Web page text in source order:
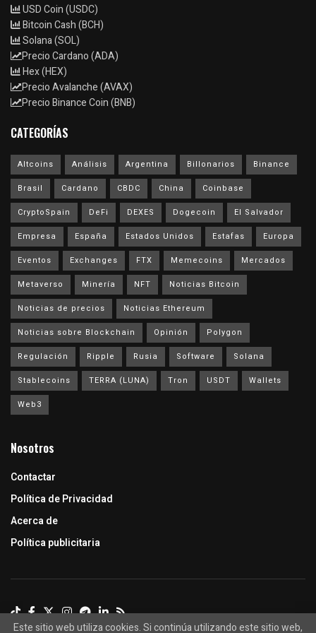
USD Coin (USDC)
Bitcoin Cash (BCH)
Solana (SOL)
Precio Cardano (ADA)
Hex (HEX)
Precio Avalanche (AVAX)
Precio Binance Coin (BNB)
CATEGORÍAS
Altcoins Análisis Argentina Billonarios
Binance
Brasil
Cardano CBDC China
Coinbase
CryptoSpain
DeFi DEXES Dogecoin
El Salvador
Empresa
España Estados Unidos Estafas
Europa
Eventos
Exchanges FTX Memecoins
Mercados
Metaverso
Minería NFT
Noticias Bitcoin
Noticias de precios
Noticias Ethereum
Noticias sobre Blockchain
Opinión
Polygon
Regulación
Ripple Rusia Software
Solana
Stablecoins
TERRA (LUNA) Tron USDT
Wallets
Web3
Nosotros
Contactar
Política de Privacidad
Acerca de
Política publicitaria
Este sitio web utiliza cookies. Si continúa utilizando este sitio web,